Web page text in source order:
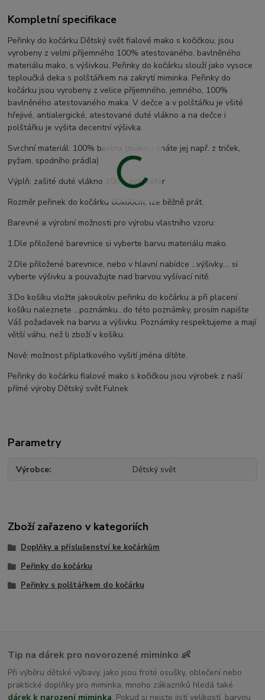
Kompletní specifikace
Peřinky do kočárku Dětský svět fialové mako s kočičkou, jsou
vyrobeny z velmi příjemného 100% atestovaného, bavlněného
materiálu mako, s výšivkou. Peřinky do kočárku slouží jako vysoce
teploučká deka s polštářkem na zakrytí miminka. Peřinky do
kočárku jsou vyrobeny z velice příjemného, jemného, 100%
bavlněného atestovaného maka. V dečce a v polštářku je všité
hřejivé, antialergické, atestované duté vlákno a na dečce i
polštářku je vyšita decentní výšivka.
Svrchní materiál: 100% bavlna (mako - znáte jej např. z triček,
pyžam, spodního prádla)
Výplň: zašité duté vlákno 100% polyester
Rozměr peřinek do kočárku 60x60cm, lze běžně prát.
Barevné a výrobní možnosti pro výrobu vlastního vzoru:
1.Dle přiložené barevnice si vyberte barvu materiálu mako.
2.Dle přiložené barevnice, nebo v hlavní nabídce ...výšivky.... si
vyberte výšivku a pouvažujte nad barvou vyšívací nitě.
3.Do košíku vložte jakoukoliv peřinku do kočárku a při placení
košíku naleznete ...poznámku...do této poznámky, prosím napište
Váš požadavek na barvu a výšivku. Poznámky respektujeme a mají
větší váhu, než li zboží v košíku.
Nově: možnost příplatkového vyšití jména dítěte.
Peřinky do kočárku fialové mako s kočičkou jsou výrobek z naší
přímé výroby Dětský svět Fulnek
Parametry
Výrobce Dětský svět
Zboží zařazeno v kategoriích
Doplňky a příslušenství ke kočárkům
Peřinky do kočárku
Peřinky s polštářkem do kočárku
Tip na dárek pro novorozené miminko 👶
Při výběru dětské výbavy, jako jsou froté osušky, oblečení nebo
praktické doplňky pro miminka, mnoho zákazníků hledá také
dárek k narození miminka. Pokud si nejste jistí velikostí, barvou